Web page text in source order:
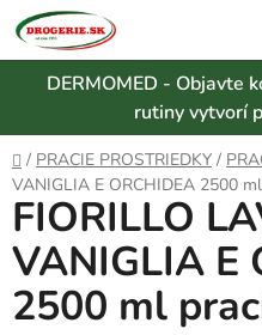
Prejsť
na
obsah
DERMOMED - Objavte
rutiny vytvorí
Domov
/ PRACIE PROSTRIEDKY /
VANIGLIA E ORCHIDEA 2500
FIORILLO
VANIGLIA E
2500 ml